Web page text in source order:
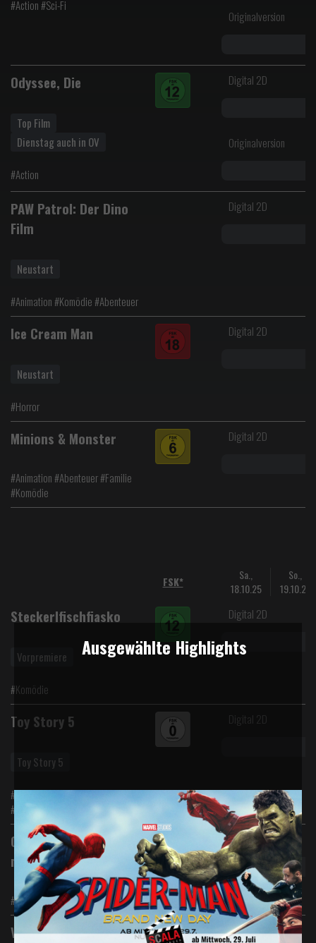
#Action #Sci-Fi
Originalversion
Odyssee, Die
Top Film
Dienstag auch in OV
#Action
Digital 2D
Originalversion
PAW Patrol: Der Dino
Film
Neustart
#Animation #Komödie #Abenteuer
Digital 2D
Ice Cream Man
Neustart
#Horror
Digital 2D
Minions & Monster
#Animation #Abenteuer #Familie
#Komödie
Digital 2D
FSK*
Sa.,
18.10.25
So.,
19.10.25
Steckerlfischfiasko
Vorpremiere
#Komödie
Digital 2D
Toy Story 5
Toy Story 5
#Abenteuer #Animation #Komödie
#Familie
Digital 2D
Obsession - Du sollst
mich lieben
#Horror
Digital 2D
Vaiana (Live Action) Digital 2D
Ausgewählte Highlights